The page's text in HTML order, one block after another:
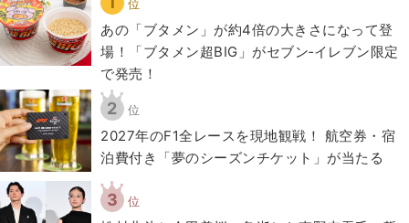
位
あの「ブタメン」が約4倍の大きさになって登
場！「ブタメン超BIG」がセブン‐イレブン限定
で発売！
2 位
2027年のF1全レースを現地観戦！ 航空券・宿
泊費付き「夢のシーズンチケット」が当たる
3 位